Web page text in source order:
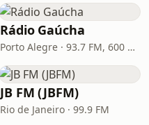
Rádio Gaúcha
Porto Alegre · 93.7 FM, 600 AM
JB FM (JBFM)
Rio de Janeiro · 99.9 FM